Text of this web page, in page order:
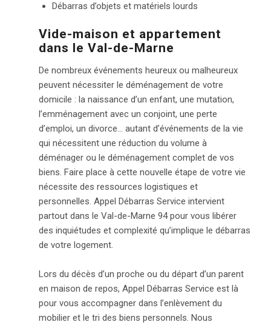
Débarras d’objets et matériels lourds
Vide-maison et appartement
dans le Val-de-Marne
De nombreux événements heureux ou malheureux
peuvent nécessiter le déménagement de votre
domicile : la naissance d’un enfant, une mutation,
l’emménagement avec un conjoint, une perte
d’emploi, un divorce… autant d’événements de la vie
qui nécessitent une réduction du volume à
déménager ou le déménagement complet de vos
biens. Faire place à cette nouvelle étape de votre vie
nécessite des ressources logistiques et
personnelles. Appel Débarras Service intervient
partout dans le Val-de-Marne 94 pour vous libérer
des inquiétudes et complexité qu’implique le débarras
de votre logement.
Lors du décès d’un proche ou du départ d’un parent
en maison de repos, Appel Débarras Service est là
pour vous accompagner dans l’enlèvement du
mobilier et le tri des biens personnels. Nous